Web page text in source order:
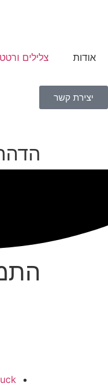
אודות צלילים
יצירת קשר